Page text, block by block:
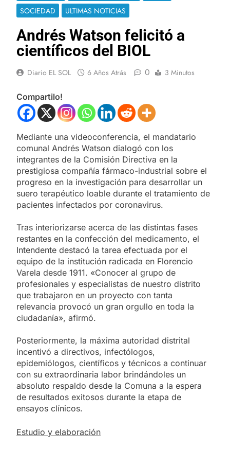
SOCIEDAD
ULTIMAS NOTICIAS
Andrés Watson felicitó a
científicos del BIOL
Diario EL SOL 6 Años Atrás 0 3 Minutos
Compartilo!
Mediante una videoconferencia, el mandatario
comunal Andrés Watson dialogó con los
integrantes de la Comisión Directiva en la
prestigiosa compañía fármaco-industrial sobre el
progreso en la investigación para desarrollar un
suero terapéutico loable durante el tratamiento de
pacientes infectados por coronavirus.
Tras interiorizarse acerca de las distintas fases
restantes en la confección del medicamento, el
Intendente destacó la tarea efectuada por el
equipo de la institución radicada en Florencio
Varela desde 1911. «Conocer al grupo de
profesionales y especialistas de nuestro distrito
que trabajaron en un proyecto con tanta
relevancia provocó un gran orgullo en toda la
ciudadanía», afirmó.
Posteriormente, la máxima autoridad distrital
incentivó a directivos, infectólogos,
epidemiólogos, científicos y técnicos a continuar
con su extraordinaria labor brindándoles un
absoluto respaldo desde la Comuna a la espera
de resultados exitosos durante la etapa de
ensayos clínicos.
Estudio y elaboración